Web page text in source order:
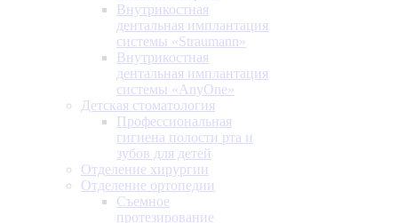
Внутрикостная
дентальная имплантация
системы «Straumann»
Внутрикостная
дентальная имплантация
системы «AnyOne»
Детская стоматология
Профессиональная
гигиена полости рта и
зубов для детей
Отделение хирургии
Отделение ортопедии
Съемное
протезирование